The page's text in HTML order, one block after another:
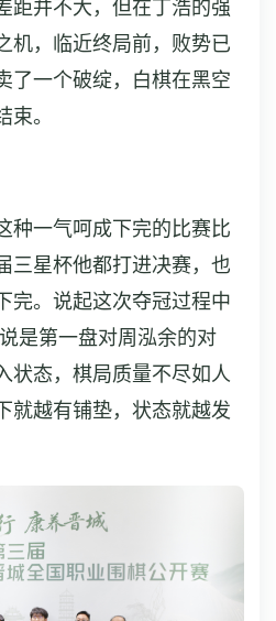
距并不大，但在丁浩的强
机，临近终局前，败势已
了一个破绽，白棋在黑空
束。
种一气呵成下完的比赛比
三星杯他都打进决赛，也
完。说起这次夺冠过程中
是第一盘对周泓余的对
状态，棋局质量不尽如人
就越有铺垫，状态就越发